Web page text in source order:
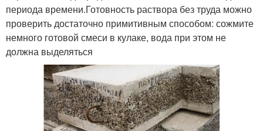
периода времени.Готовность раствора без труда можно
проверить достаточно примитивным способом: сожмите
немного готовой смеси в кулаке, вода при этом не
должна выделяться